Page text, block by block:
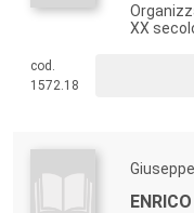
XX
cod.
1572.18